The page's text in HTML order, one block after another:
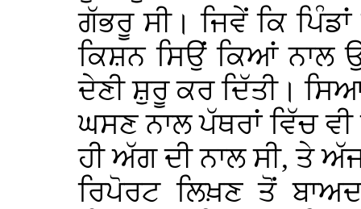
ਗੱਭਰੂ ਸੀ। ਜਿਵੇਂ ਕਿ
ਕਿਸ਼ਨ ਸਿਉਂ ਕਿਆਂ ਨਾਲ
ਦੇਣੀ ਸ਼ੁਰੂ ਕਰ ਦਿੱਤੀ।
ਘਸਣ ਨਾਲ ਪੱਥਰਾਂ ਵਿੱਚ ਵੀ
ਹੀ ਅੱਗ ਦੀ ਨਾਲ ਸੀ, ਤੇ
ਰਿਪੋਰਟ ਲਿਖ਼ਣ ਤੋਂ